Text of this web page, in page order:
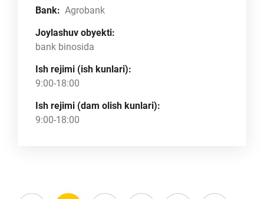
Bank: Agrobank
Joylashuv obyekti:
bank binosida
Ish rejimi (ish kunlari):
9:00-18:00
Ish rejimi (dam olish kunlari):
9:00-18:00